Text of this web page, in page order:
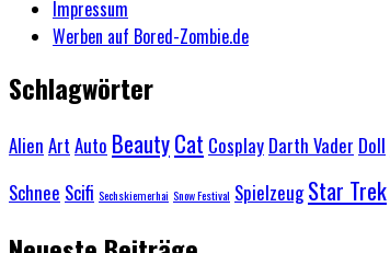
Impressum
Werben auf Bored-Zombie.de
Schlagwörter
Alien Art Auto BeautyCat Cosplay Darth Vader Doll
Schnee Scifi Sechskiemerhai Snow Festival Spielzeug Star Trek